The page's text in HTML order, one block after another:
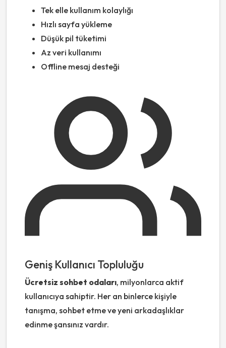
Tek elle kullanım kolaylığı
Hızlı sayfa yükleme
Düşük pil tüketimi
Az veri kullanımı
Offline mesaj desteği
Geniş Kullanıcı Topluluğu
Ücretsiz sohbet odaları, milyonlarca aktif
kullanıcıya sahiptir. Her an binlerce kişiyle
tanışma, sohbet etme ve yeni arkadaşlıklar
edinme şansınız vardır.